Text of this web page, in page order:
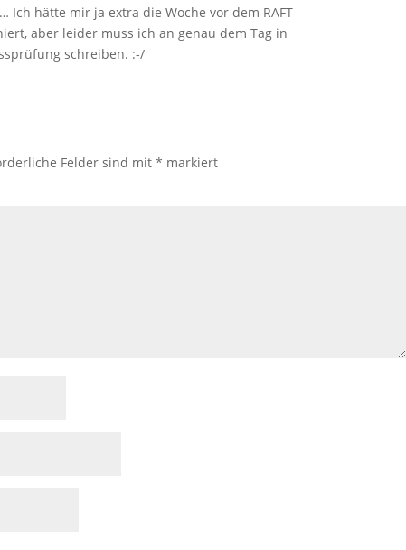
Ich hätte mir ja extra die Woche vor dem RAFT
aber leider muss ich an genau dem Tag in
schreiben. :-/
Felder sind mit* markiert